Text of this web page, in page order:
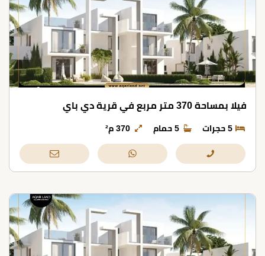
فيلا بمساحة 370 متر مربع في قرية دي باي
5 حجرات 5 حمام 370 م²